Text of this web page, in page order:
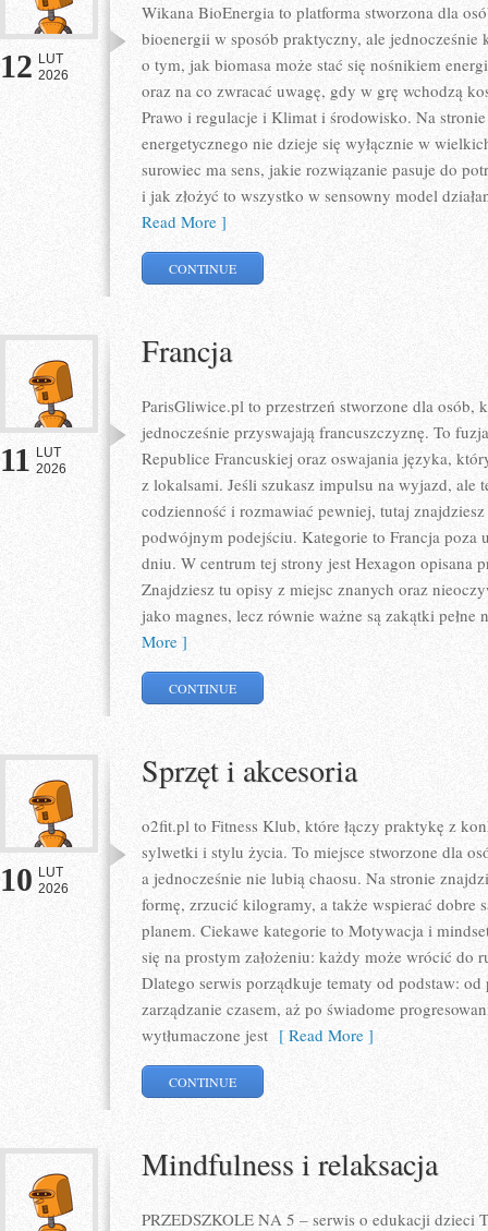
12 LUT
2026
Wikana BioEnergia to platforma stworzona dla
bioenergii w sposób praktyczny, ale
o tym, jak biomasa może stać się nośnikiem
oraz na co zwracać uwagę, gdy w grę wchodzą
Prawo i regulacje i Klimat i środowisko. Na
energetycznego nie dzieje się wyłącznie w
surowiec ma sens, jakie rozwiązanie pasuje do
i jak złożyć to wszystko w sensowny model
Read More ]
CONTINUE
11 LUT
2026
Francja
ParisGliwice.pl to przestrzeń stworzone dla osób,
jednocześnie przyswajają francuszczyznę. To
Republice Francuskiej oraz oswajania języka,
z lokalsami. Jeśli szukasz impulsu na wyjazd, ale
codzienność i rozmawiać pewniej, tutaj znajdziesz
podwójnym podejściu. Kategorie to Francja poza
dniu. W centrum tej strony jest Hexagon opisana
Znajdziesz tu opisy z miejsc znanych oraz
jako magnes, lecz równie ważne są zakątki pełne
More ]
CONTINUE
10 LUT
2026
Sprzęt i akcesoria
o2fit.pl to Fitness Klub, które łączy praktykę z
sylwetki i stylu życia. To miejsce stworzone dla
a jednocześnie nie lubią chaosu. Na stronie
formę, zrzucić kilogramy, a także wspierać dobre
planem. Ciekawe kategorie to Motywacja i
się na prostym założeniu: każdy może wrócić do
Dlatego serwis porządkuje tematy od podstaw:
zarządzanie czasem, aż po świadome
wytłumaczone jest [ Read More ]
CONTINUE
Mindfulness i relaksacja
PRZEDSZKOLE NA 5 – serwis o edukacji dzieci